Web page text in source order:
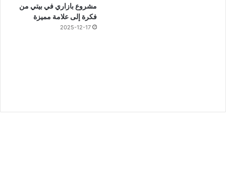
مشروع بازاري في بيتي من
فكرة إلى علامة مميزة
2025-12-17